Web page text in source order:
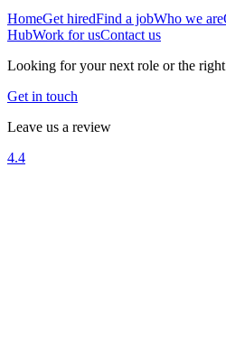
HomeGet hiredFind a jobWho we are
HubWork for usContact us
Looking for your next role or the right
Get in touch
Leave us a review
4.4